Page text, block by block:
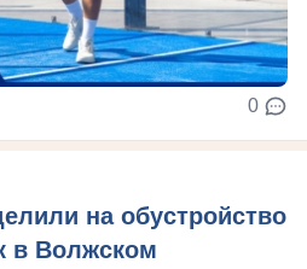
0
на обустройство
в Волжском